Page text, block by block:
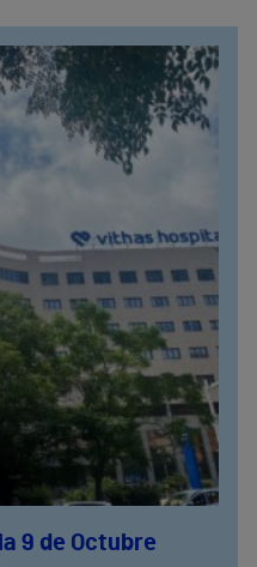
9 de Octubre